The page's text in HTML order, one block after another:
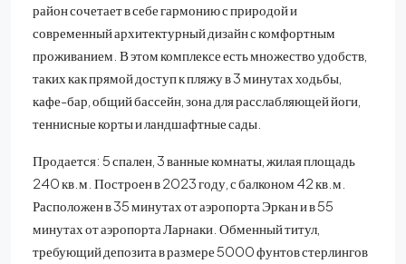
район сочетает в себе гармонию с природой и
современный архитектурный дизайн с комфортным
проживанием. В этом комплексе есть множество удобств,
таких как прямой доступ к пляжу в 3 минутах ходьбы,
кафе-бар, общий бассейн, зона для расслабляющей йоги,
теннисные корты и ландшафтные сады.
Продается: 5 спален, 3 ванные комнаты, жилая площадь
240 кв.м. Построен в 2023 году, с балконом 42 кв.м.
Расположен в 35 минутах от аэропорта Эркан и в 55
минутах от аэропорта Ларнаки. Обменный титул,
требующий депозита в размере 5000 фунтов стерлингов